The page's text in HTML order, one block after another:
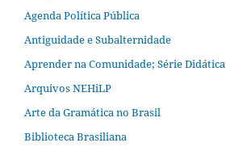
Agenda Política Pública
Antiguidade e Subalternidade
Aprender na Comunidade; Série Didática
Arquivos NEHiLP
Arte da Gramática no Brasil
Biblioteca Brasiliana